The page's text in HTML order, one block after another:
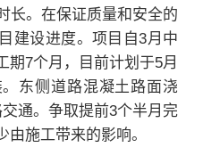
长。在保证质量和安全的
建设进度。项目自3月中
期7个月，目前计划于5月
东侧道路混凝土路面浇
通。争取提前3个半月完
施工带来的影响。